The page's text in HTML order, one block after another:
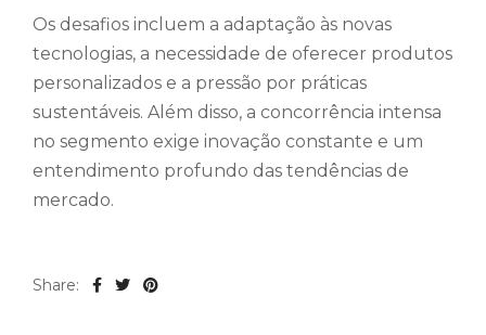
Os desafios incluem a adaptação às novas
tecnologias, a necessidade de oferecer produtos
personalizados e a pressão por práticas
sustentáveis. Além disso, a concorrência intensa
no segmento exige inovação constante e um
entendimento profundo das tendências de
mercado.
Share: